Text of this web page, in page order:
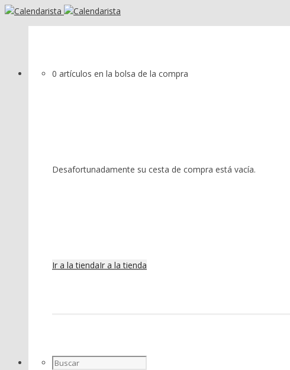
0 artículos en la bolsa de la compra
Desafortunadamente su cesta de compra está vacía.
Ir a la tiendaIr a la tienda